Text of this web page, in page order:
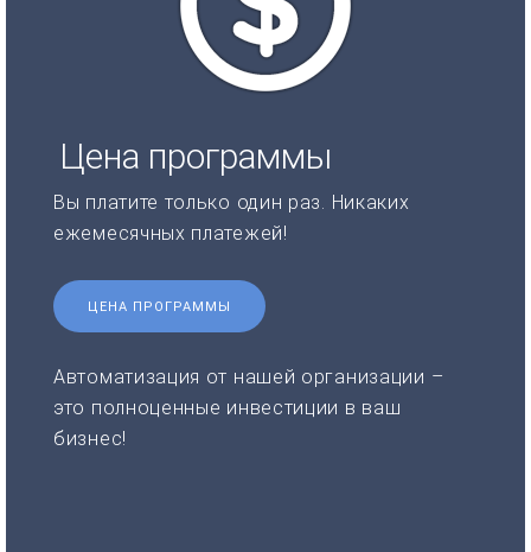
Цена программы
Вы платите только один раз. Никаких
ежемесячных платежей!
ЦЕНА ПРОГРАММЫ
Автоматизация от нашей организации –
это полноценные инвестиции в ваш
бизнес!